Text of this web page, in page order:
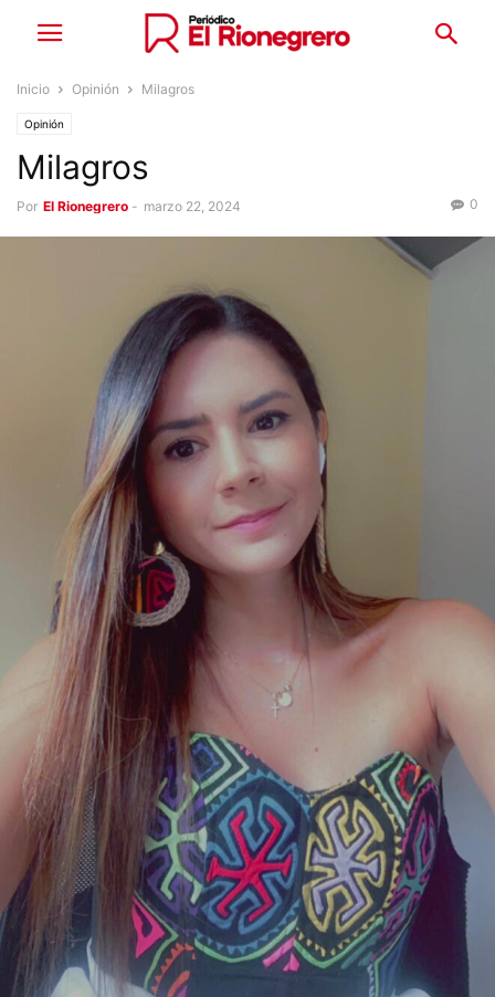
Inicio Opinión Milagros
Opinión
Milagros
Por El Rionegrero - marzo 22, 2024 0